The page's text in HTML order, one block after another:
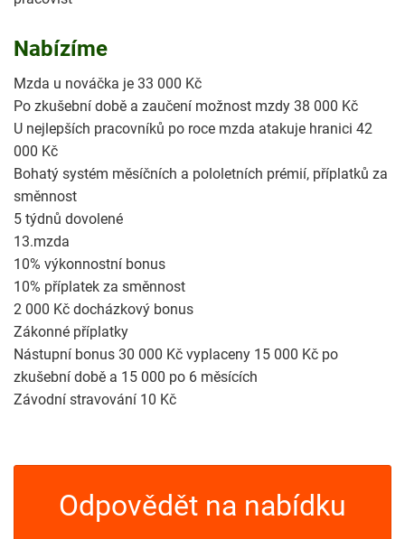
Nabízíme
Mzda u nováčka je 33 000 Kč
Po zkušební době a zaučení možnost mzdy 38 000 Kč
U nejlepších pracovníků po roce mzda atakuje hranici 42
000 Kč
Bohatý systém měsíčních a pololetních prémií, příplatků za
směnnost
5 týdnů dovolené
13.mzda
10% výkonnostní bonus
10% příplatek za směnnost
2 000 Kč docházkový bonus
Zákonné příplatky
Nástupní bonus 30 000 Kč vyplaceny 15 000 Kč po
zkušební době a 15 000 po 6 měsících
Závodní stravování 10 Kč
Odpovědět na nabídku